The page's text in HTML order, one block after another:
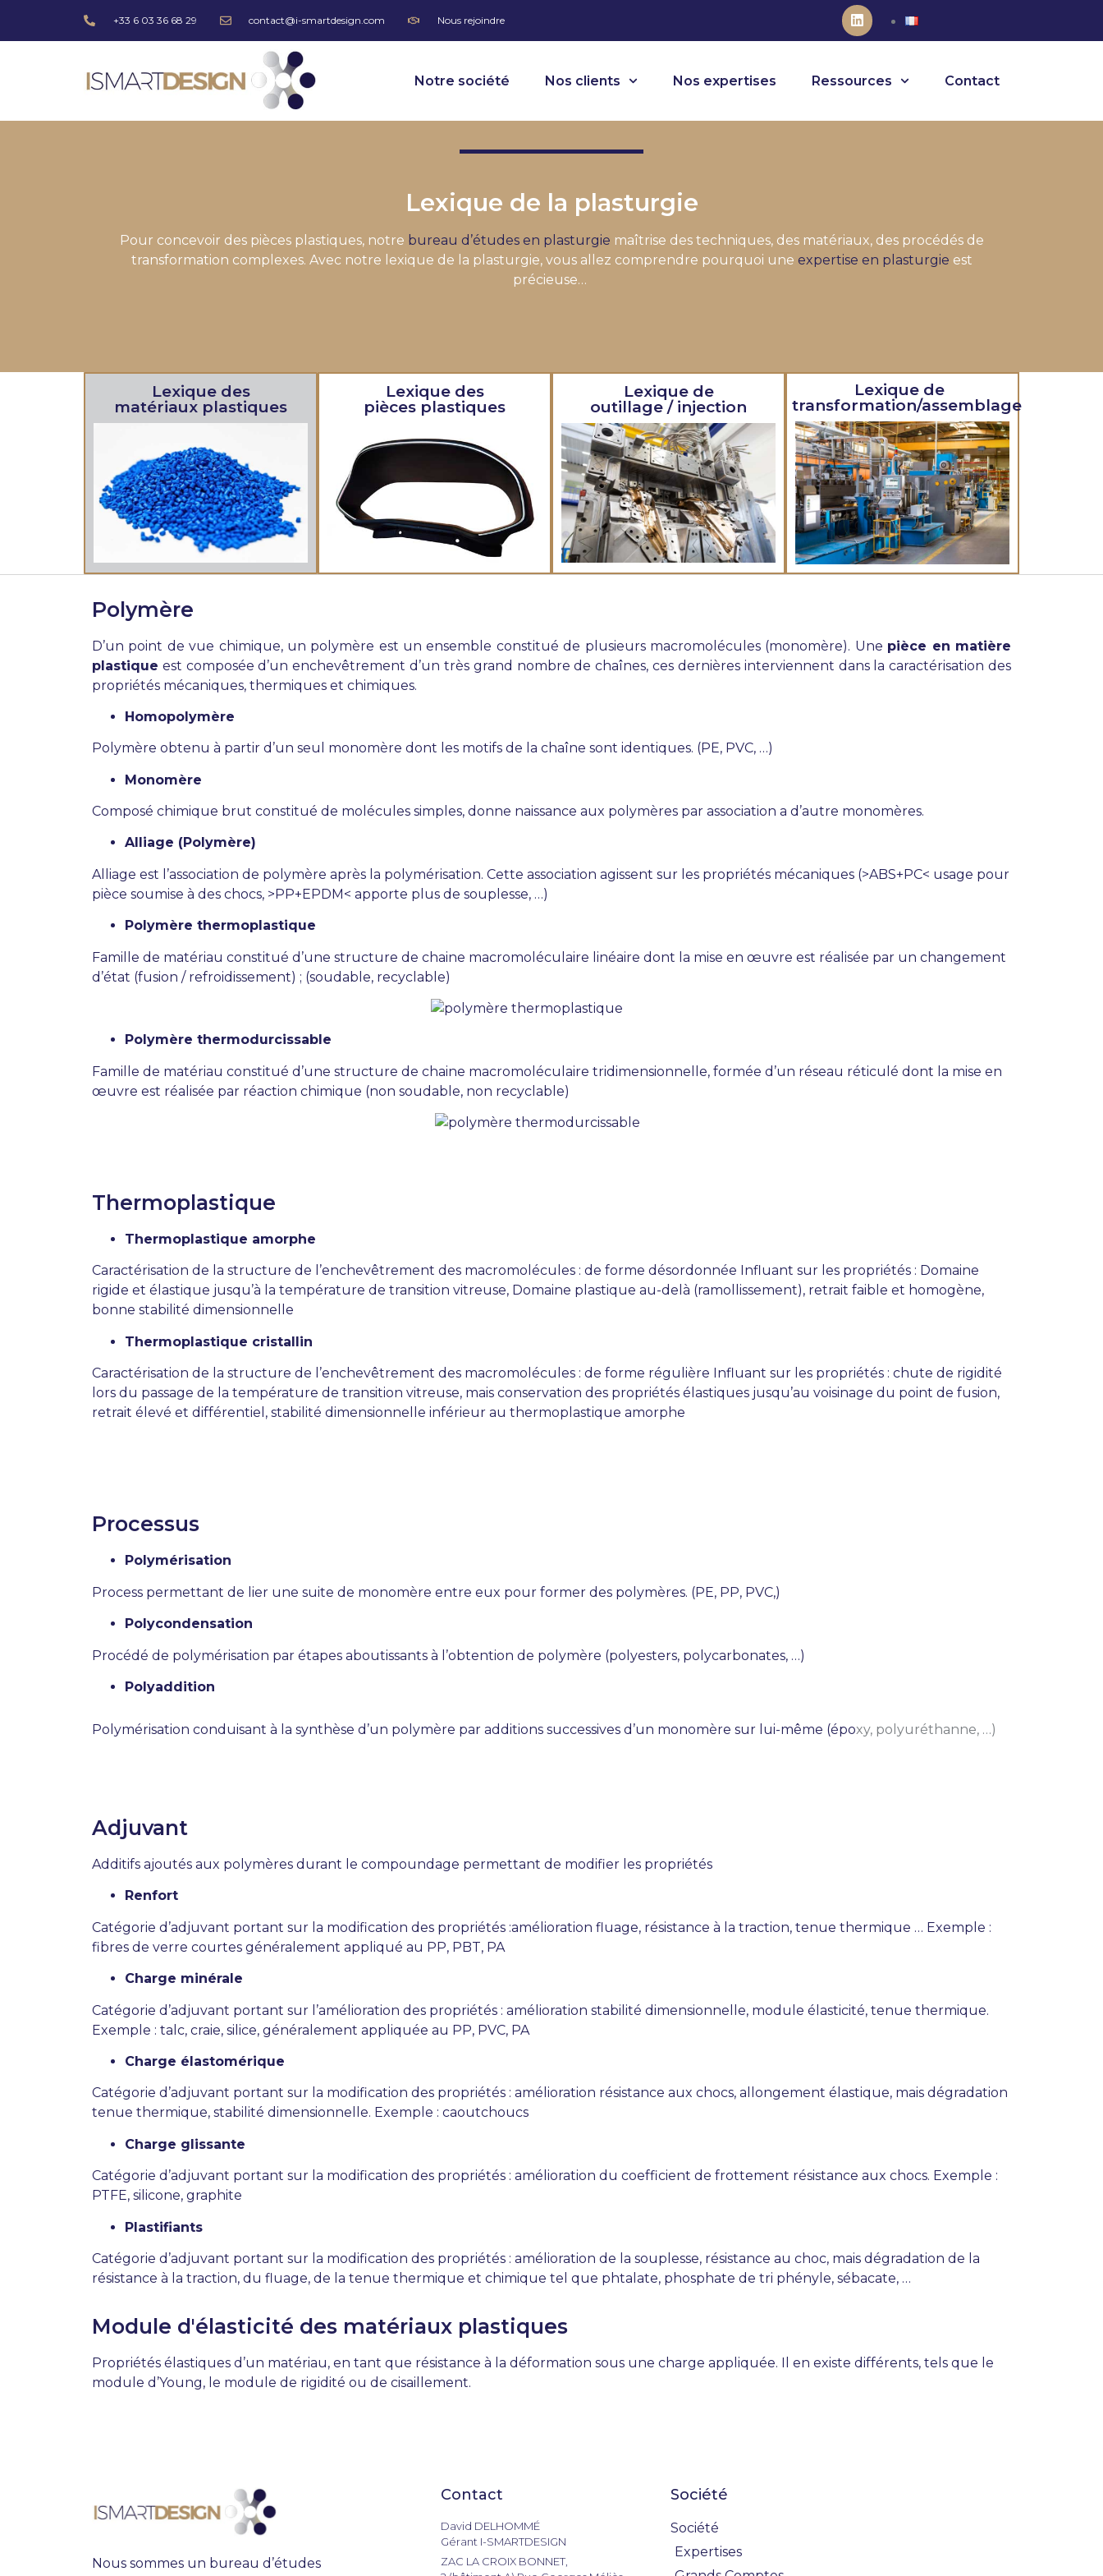
+33 6 03 36 68 29 contact@i-smartdesign.com Nous rejoindre
Notre société Nos clients Nos expertises Ressources Contact
Lexique de la plasturgie
Pour concevoir des pièces plastiques, notre bureau d’études en plasturgie maîtrise des techniques, des matériaux, des procédés de
transformation complexes. Avec notre lexique de la plasturgie, vous allez comprendre pourquoi une expertise en plasturgie est
précieuse…
Lexique des
matériaux plastiques
Lexique des
pièces plastiques
Lexique de
outillage / injection
Lexique de
transformation/assemblage
Polymère
D’un point de vue chimique, un polymère est un ensemble constitué de plusieurs macromolécules (monomère). Une pièce en matière
plastique est composée d’un enchevêtrement d’un très grand nombre de chaînes, ces dernières interviennent dans la caractérisation des
propriétés mécaniques, thermiques et chimiques.
Homopolymère
Polymère obtenu à partir d’un seul monomère dont les motifs de la chaîne sont identiques. (PE, PVC, …)
Monomère
Composé chimique brut constitué de molécules simples, donne naissance aux polymères par association a d’autre monomères.
Alliage (Polymère)
Alliage est l’association de polymère après la polymérisation. Cette association agissent sur les propriétés mécaniques (>ABS+PC< usage pour
pièce soumise à des chocs, >PP+EPDM< apporte plus de souplesse, …)
Polymère thermoplastique
Famille de matériau constitué d’une structure de chaine macromoléculaire linéaire dont la mise en œuvre est réalisée par un changement
d’état (fusion / refroidissement) ; (soudable, recyclable)
Polymère thermodurcissable
Famille de matériau constitué d’une structure de chaine macromoléculaire tridimensionnelle, formée d’un réseau réticulé dont la mise en
œuvre est réalisée par réaction chimique (non soudable, non recyclable)
Thermoplastique
Thermoplastique amorphe
Caractérisation de la structure de l’enchevêtrement des macromolécules : de forme désordonnée Influant sur les propriétés : Domaine
rigide et élastique jusqu’à la température de transition vitreuse, Domaine plastique au-delà (ramollissement), retrait faible et homogène,
bonne stabilité dimensionnelle
Thermoplastique cristallin
Caractérisation de la structure de l’enchevêtrement des macromolécules : de forme régulière Influant sur les propriétés : chute de rigidité
lors du passage de la température de transition vitreuse, mais conservation des propriétés élastiques jusqu’au voisinage du point de fusion,
retrait élevé et différentiel, stabilité dimensionnelle inférieur au thermoplastique amorphe
Processus
Polymérisation
Process permettant de lier une suite de monomère entre eux pour former des polymères. (PE, PP, PVC,)
Polycondensation
Procédé de polymérisation par étapes aboutissants à l’obtention de polymère (polyesters, polycarbonates, …)
Polyaddition
Polymérisation conduisant à la synthèse d’un polymère par additions successives d’un monomère sur lui-même (époxy, polyuréthanne, …)
Adjuvant
Additifs ajoutés aux polymères durant le compoundage permettant de modifier les propriétés
Renfort
Catégorie d’adjuvant portant sur la modification des propriétés :amélioration fluage, résistance à la traction, tenue thermique … Exemple :
fibres de verre courtes généralement appliqué au PP, PBT, PA
Charge minérale
Catégorie d’adjuvant portant sur l’amélioration des propriétés : amélioration stabilité dimensionnelle, module élasticité, tenue thermique.
Exemple : talc, craie, silice, généralement appliquée au PP, PVC, PA
Charge élastomérique
Catégorie d’adjuvant portant sur la modification des propriétés : amélioration résistance aux chocs, allongement élastique, mais dégradation
tenue thermique, stabilité dimensionnelle. Exemple : caoutchoucs
Charge glissante
Catégorie d’adjuvant portant sur la modification des propriétés : amélioration du coefficient de frottement résistance aux chocs. Exemple :
PTFE, silicone, graphite
Plastifiants
Catégorie d’adjuvant portant sur la modification des propriétés : amélioration de la souplesse, résistance au choc, mais dégradation de la
résistance à la traction, du fluage, de la tenue thermique et chimique tel que phtalate, phosphate de tri phényle, sébacate, …
Module d'élasticité des matériaux plastiques
Propriétés élastiques d’un matériau, en tant que résistance à la déformation sous une charge appliquée. Il en existe différents, tels que le
module d’Young, le module de rigidité ou de cisaillement.
Nous sommes un bureau d’études
Contact
David DELHOMMÉ
Gérant I-SMARTDESIGN
ZAC LA CROIX BONNET,
Société
Société
Expertises